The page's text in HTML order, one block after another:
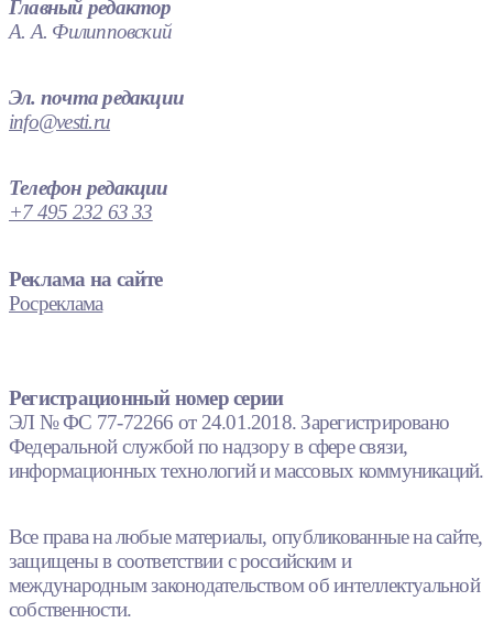
Главный редактор
А. А. Филипповский
Эл. почта редакции
info@vesti.ru
Телефон редакции
+7 495 232 63 33
Реклама на сайте
Росреклама
Регистрационный номер серии
ЭЛ № ФС 77-72266 от 24.01.2018. Зарегистрировано
Федеральной службой по надзору в сфере связи,
информационных технологий и массовых коммуникаций.
Все права на любые материалы, опубликованные на сайте,
защищены в соответствии с российским и
международным законодательством об интеллектуальной
собственности.